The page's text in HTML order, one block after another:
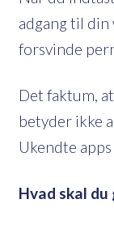
adgang til
forsvinde
Det faktum,
betyder ikke
Ukendte
Hvad skal du